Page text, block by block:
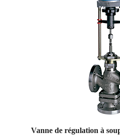
Vanne de régulation à